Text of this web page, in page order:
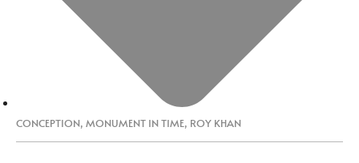
CONCEPTION, MONUMENT IN TIME, ROY KHAN